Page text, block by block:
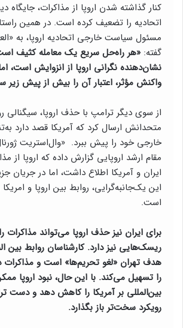
کنار گذاشته شدن اروپا از مذاکرات، جایگاه
اتحادیه را تضعیف کرده است. در همین راستا
مسئول سیاست خارجی اتحادیه اروپا، به
گفته: «هر راه‌حل سریع یک معامله کثیف
نشان‌دهنده نگرانی اروپا از انزوایش است،
واکنش مؤثر، اعتبار آن را بیش از پیش زیر
از سوی دیگر ترامپ با حذف اروپا، سیگنالی
متحدانش ارسال کرد که آمریکا قصد دارد
خارجی خود را پیش ببرد. «وال‌استریت
مقام ارشد اروپایی گزارش داده که اروپا از
ایران و آمریکا اطلاع داشت، اما در جریان
این یک‌جانبه‌گرایی، روابط بین اروپا و امریکا
است.
برای ایران نیز حذف اروپا می‌تواند مذاکرات
ریسک‌هایی نیز دارد. کارشناسان روابط بین
هدف تهران «لغو تحریم‌ها» است و مذاکرات
را تسهیل می‌کند. با این حال، نبود اروپا
بین‌المللی بر آمریکا را کاهش دهد و دست
رویکرد سخت‌تر باز بگذارد.